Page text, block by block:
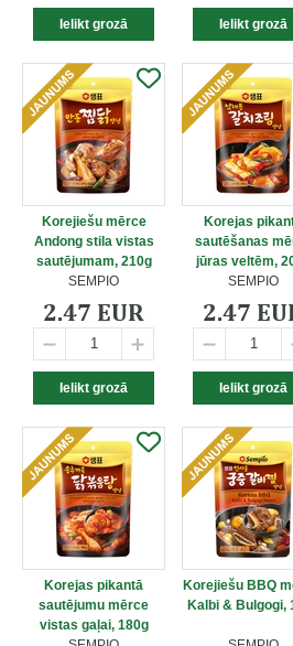
Korejiešu mērce
Andong stila vistas
sautējumam, 210g
SEMPIO
2.47 EUR
Korejas
sautēšanas
jūras veltēm,
SEMPIO
2.47
Korejas pikantā
sautējumu mērce
vistas gaļai, 180g
Korejiešu BBQ
Kalbi & Bulgogi,